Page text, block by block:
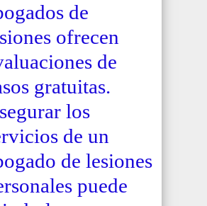
de
ofrecen
de
gratuitas.
los
de un
de lesiones
puede